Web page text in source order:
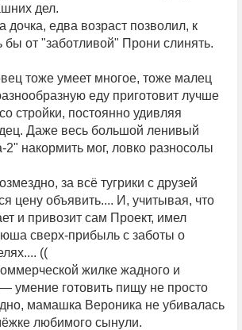
дел.
дочка, едва возраст позволил, к
от "заботливой" Прони слинять.
тоже умеет многое, тоже малец
еду приготовит лучше
стройки, постоянно удивляя
Даже весь большой ленивый
2" накормить мог, ловко разносолы
за всё тугрики с друзей
цену объявить.... И, учитывая, что
и привозит сам Проект, имел
сверх-прибыль с заботы о
((
жилке жадного и
умение готовить пищу не просто
мамашка Вероника не убивалась
любимого сынули.